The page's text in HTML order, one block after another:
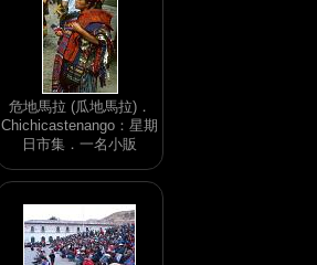
危地馬拉 (瓜地馬拉)．
Chichicastenango：星期
日市集．一名小販